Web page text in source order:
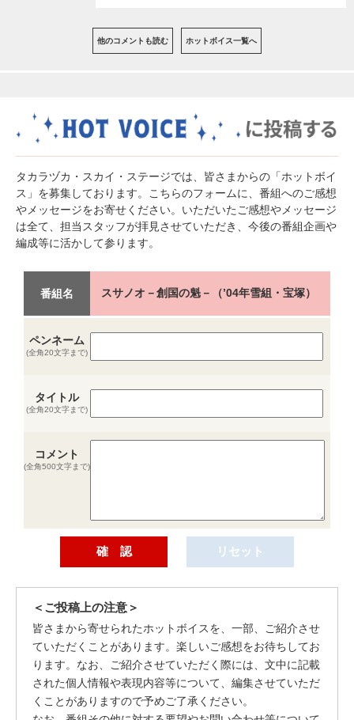
他のコメントも読む ホットボイス一覧へ
タカラヅカ・スカイ・ステージでは、皆さまからの「ホットボイ
ス」を募集しております。こちらのフォームに、番組へのご感想
やメッセージをお寄せください。いただいたご感想やメッセージ
は全て、担当スタッフが拝見させていただき、今後の番組企画や
編成等に活かして参ります。
番組名 スサノオ－創国の魁－（’04年雪組・宝塚）
ペンネーム
(全角20文字まで)
タイトル
(全角20文字まで)
コメント
(全角500文字まで)
＜ご投稿上の注意＞
皆さまから寄せられたホットボイスを、一部、ご紹介させ
ていただくことがあります。楽しいご感想をお待ちしてお
ります。なお、ご紹介させていただく際には、文中に記載
された個人情報や表現内容等について、編集させていただ
くことがありますので予めご了承ください。